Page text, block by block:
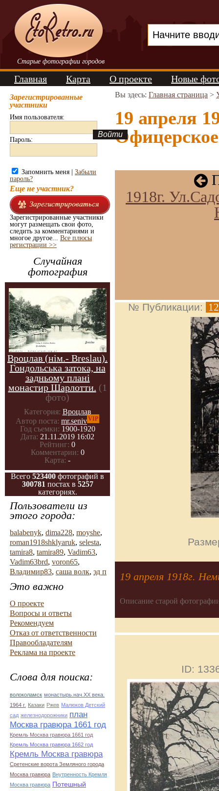
Старые фотографии городов
Главная Карта О проекте Новые
Зарегистрированные
участники
Имя пользователя:
Пароль:
Запомнить меня | Забыли
пароль?
Еще не участник?
Зарегистрированные участники
могут размещать свои фото,
следить за комментариями и
многое другое... Все плюсы
регистрации >>
Случайная
фотография
Вроцлав (нім.- Breslau).
Гондольська затока, на
задньому плані
монастир Шарлотти. (1
фото)
Категория: Вроцлав
Автор поста: mr.senivVIP
Год съемки: 1900-1920
Дата: 21.11.2019 16:02
Рейтинг: 0
Комментарии: 0
Карта: -
Всего 523400 фотографий в
300781 постах в 5257
категориях.
Пользователи из
этого города:
balabenyk, dima228, moyshe,
roman1918shklyaruk, selesta,
tamira8, tamira89, Vadim63,
Vadim63brd, voron65,
Владимир83, саша волк, эд п
Это важно
О проекте
Вопросы и ответы
Рекомендуем
Отказ от ответственности
Правообладателям
Реклама на проекте
Слова для поиска:
волоколамск монастырь.нач.ХХ века.
1964 г. Казаки Ржев Малюков Детский
сад железнодорожники план
Москва гравюра 1661 год
Кремль Москва гравюра 1661 год
Кремль Москва гравюра 1662 год
Кремль Москва гравюра
Сретенские ворота Земляного города
Москва гравюра Внутренность Кремля
Москва гравюра Потешный
Вы здесь: Главная страница >
19 апреля
1918г.
№ Публикации:
19 апреля 1918г.
Описание старой
ID: